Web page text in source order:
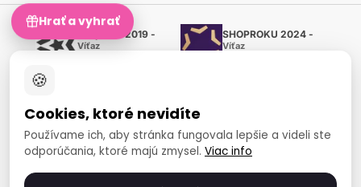
Shoproku 2019 -
Víťaz
SHOPROKU 2024 -
Víťaz
European Art Awards
Organizátor medzinárodnej
súťaže
Európsky sociálny fond
Zamestnanosť a sociálna
🍪
Cookies, ktoré nevidíte
Používame ich, aby stránka fungovala lepšie a videli ste
odporúčania, ktoré majú zmysel. Viac info
Hrať a vyhrať